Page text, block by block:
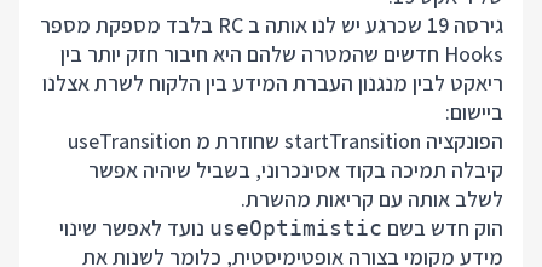
גירסה 19 שכרגע יש לנו אותה ב RC בלבד מספקת מספר
Hooks חדשים שהמטרה שלהם היא חיבור חזק יותר בין
ריאקט לבין מנגנון העברת המידע בין הלקוח לשרת אצלנו
ביישום:
הפונקציה startTransition שחוזרת מ useTransition
קיבלה תמיכה בקוד אסינכרוני, בשביל שיהיה אפשר
לשלב אותה עם קריאות מהשרת.
הוק חדש בשם useOptimistic נועד לאפשר שינוי
מידע מקומי בצורה אופטימיסטית, כלומר לשנות את